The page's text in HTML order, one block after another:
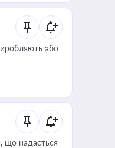
або
що надається